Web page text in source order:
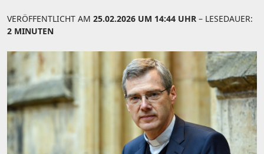
VERÖFFENTLICHT AM 25.02.2026 UM 14:44 UHR – LESEDAUER:
2 MINUTEN